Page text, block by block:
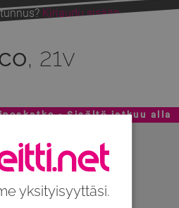
Kirjaudu sisään
, 21v
- Sisältö jatkuu alla
yksityisyyttäsi.